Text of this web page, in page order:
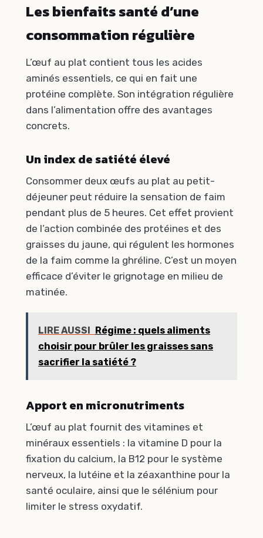
Les bienfaits santé d’une
consommation régulière
L’œuf au plat contient tous les acides
aminés essentiels, ce qui en fait une
protéine complète. Son intégration régulière
dans l’alimentation offre des avantages
concrets.
Un index de satiété élevé
Consommer deux œufs au plat au petit-
déjeuner peut réduire la sensation de faim
pendant plus de 5 heures. Cet effet provient
de l’action combinée des protéines et des
graisses du jaune, qui régulent les hormones
de la faim comme la ghréline. C’est un moyen
efficace d’éviter le grignotage en milieu de
matinée.
LIRE AUSSI Régime : quels aliments
choisir pour brûler les graisses sans
sacrifier la satiété ?
Apport en micronutriments
L’œuf au plat fournit des vitamines et
minéraux essentiels : la vitamine D pour la
fixation du calcium, la B12 pour le système
nerveux, la lutéine et la zéaxanthine pour la
santé oculaire, ainsi que le sélénium pour
limiter le stress oxydatif.